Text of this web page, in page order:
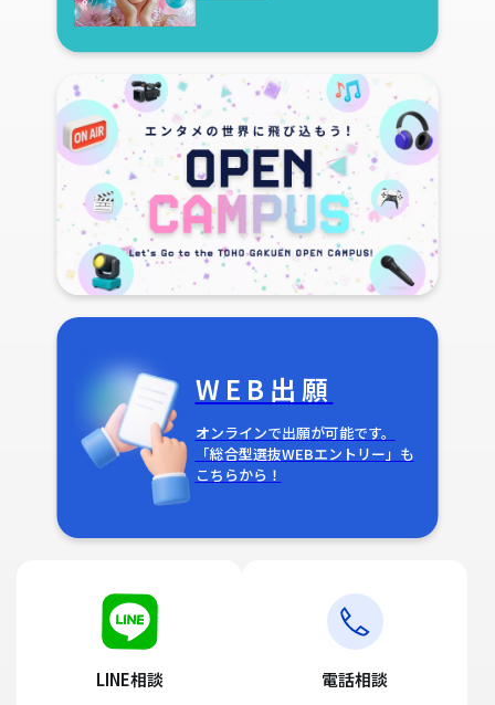
WEB出願
オンラインで出願が可能です。
「総合型選抜WEBエントリー」も
こちらから！
LINE相談 電話相談